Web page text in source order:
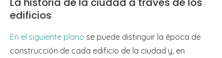
edificios
En el siguiente plano se puede distinguir la época de
construcción de cada edificio de la ciudad y, en